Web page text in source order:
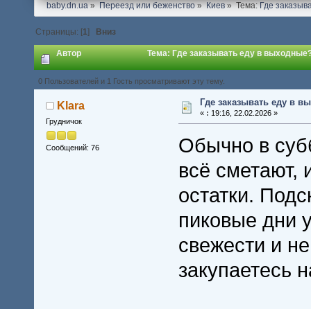
baby.dn.ua» Переезд или беженство» Киев» Тема:Где
Страницы: [1] Вниз
Автор Тема: Где заказывать еду в
0 Пользователей и 1 Гость просматривают эту тему.
Klara
Грудничок
Сообщений: 76
Где заказывать еду в
« : 19:16, 22.02.2026 »
Обычно в
всё сметают,
остатки.
пиковые дни
свежести и
закупаетесь